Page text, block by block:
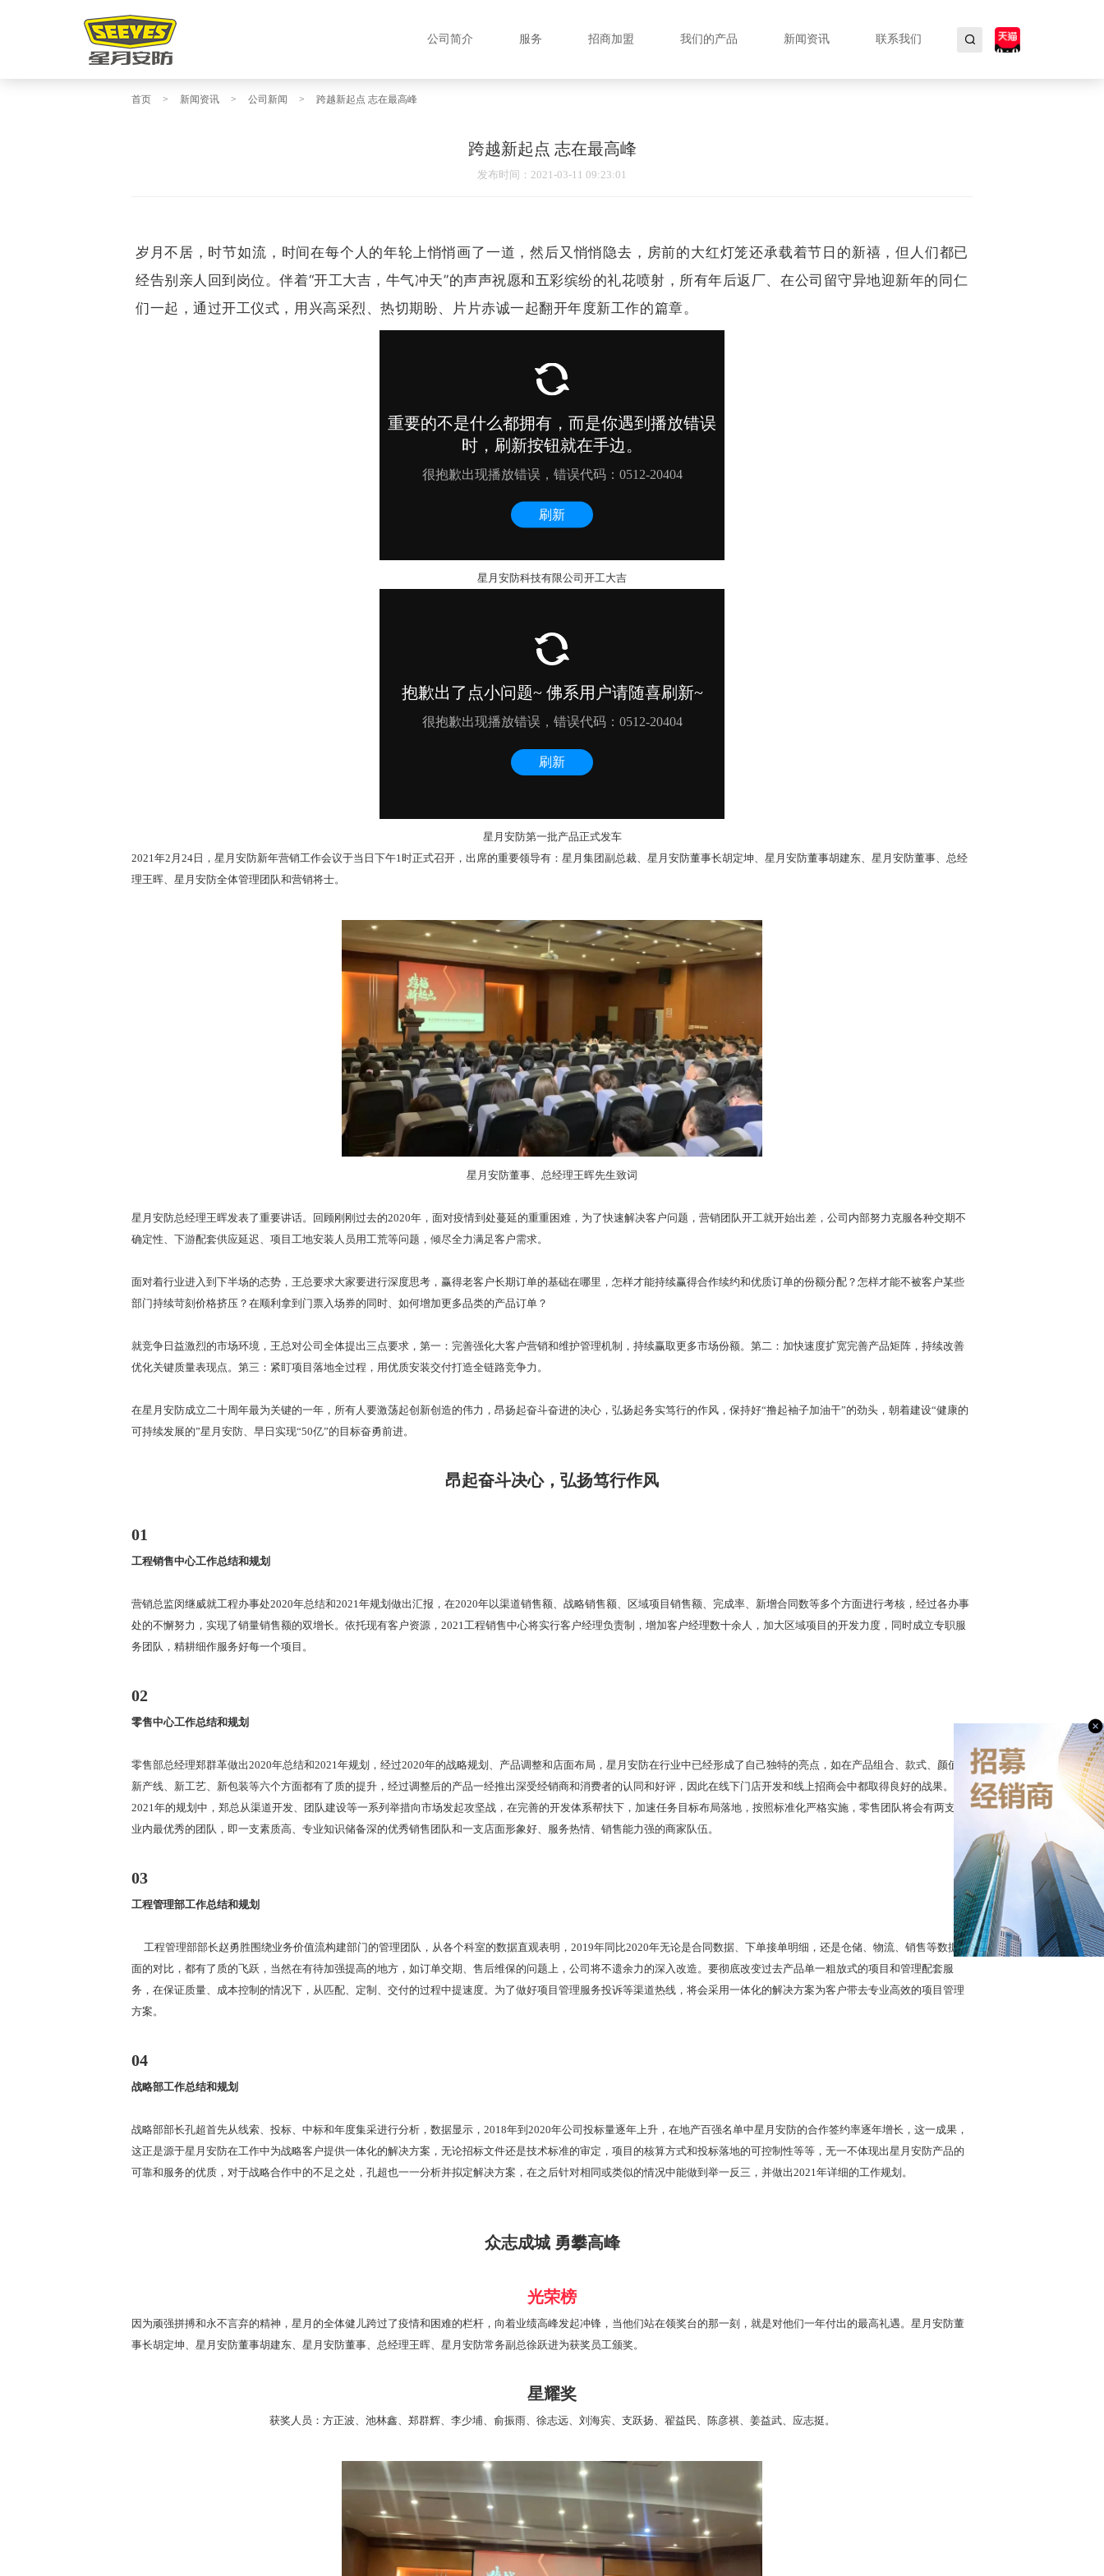
公司简介 服务 招商加盟 我们的产品 新闻资讯 联系我们
首页 > 新闻资讯 > 公司新闻 > 跨越新起点 志在最高峰
跨越新起点 志在最高峰
发布时间 ：2021-03-11 09:23:01
岁月不居，时节如流，时间在每个人的年轮上悄悄画了一道，然后又悄悄隐去，房前的大红灯笼还承载着节日的新禧，但人们都已
经告别亲人回到岗位。伴着“开工大吉，牛气冲天”的声声祝愿和五彩缤纷的礼花喷射， 所有年后返厂、在公司留守异地迎新年的同仁
们一起，通过开工仪式，用兴高采烈、热切期盼、片片赤诚一起翻开年度新工作的篇章。
星月安防科技有限公司开工大吉
星月安防第一批产品正式发车
2021年2月24日，星月安防新年营销工作会议于当日下午1时正式召开，出席的重要领导有：星月集团副总裁、星月安防董事长胡定坤、星月安防董事胡建东、星月安防董事、总经
理王晖、星月安防全体管理团队和营销将士。
星月安防董事、总经理王晖先生致词
星月安防总经理王晖发表了重要讲话。回顾刚刚过去的2020年，面对疫情到处蔓延的重重困难，为了快速解决客户问题，营销团队开工就开始出差，公司内部努力克服各种交期不
确定性、下游配套供应延迟、项目工地安装人员用工荒等问题，倾尽全力满足客户需求。
面对着行业进入到下半场的态势，王总要求大家要进行深度思考，赢得老客户长期订单的基础在哪里，怎样才能持续赢得合作续约和优质订单的份额分配？怎样才能不被客户某些
部门持续苛刻价格挤压？在顺利拿到门票入场券的同时、如何增加更多品类的产品订单？
就竞争日益激烈的市场环境，王总对公司全体提出三点要求，第一：完善强化大客户营销和维护管理机制，持续赢取更多市场份额。第二：加快速度扩宽完善产品矩阵，持续改善
优化关键质量表现点。第三：紧盯项目落地全过程，用优质安装交付打造全链路竞争力。
在星月安防成立二十周年最为关键的一年，所有人要激荡起创新创造的伟力，昂扬起奋斗奋进的决心，弘扬起务实笃行的作风，保持好“撸起袖子加油干”的劲头，朝着建设“健康的
可持续发展的”星月安防、早日实现“50亿”的目标奋勇前进。
昂起奋斗决心，弘扬笃行作风
01
工程销售中心工作总结和规划
营销总监闵继威就工程办事处2020年总结和2021年规划做出汇报，在2020年以渠道销售额、战略销售额、区域项目销售额、完成率、新增合同数等多个方面进行考核，经过各办事
处的不懈努力，实现了销量销售额的双增长。依托现有客户资源，2021工程销售中心将实行客户经理负责制，增加客户经理数十余人，加大区域项目的开发力度，同时成立专职服
务团队，精耕细作服务好每一个项目。
02
零售中心工作总结和规划
零售部总经理郑群革做出2020年总结和2021年规划，经过2020年的战略规划、产品调整和店面布局，星月安防在行业中已经形成了自己独特的亮点，如在产品组合、款式、颜值、
新产线、新工艺、新包装等六个方面都有了质的提升，经过调整后的产品一经推出深受经销商和消费者的认同和好评，因此在线下门店开发和线上招商会中都取得良好的战果。在
2021年的规划中，郑总从渠道开发、团队建设等一系列举措向市场发起攻坚战，在完善的开发体系帮扶下，加速任务目标布局落地，按照标准化严格实施，零售团队将会有两支行
业内最优秀的团队，即一支素质高、专业知识储备深的优秀销售团队和一支店面形象好、服务热情、销售能力强的商家队伍。
03
工程管理部工作总结和规划
工程管理部部长赵勇胜围绕业务价值流构建部门的管理团队，从各个科室的数据直观表明，2019年同比2020年无论是合同数据、下单接单明细，还是仓储、物流、销售等数据方
面的对比，都有了质的飞跃，当然在有待加强提高的地方，如订单交期、售后维保的问题上，公司将不遗余力的深入改造。要彻底改变过去产品单一粗放式的项目和管理配套服
务，在保证质量、成本控制的情况下，从匹配、定制、交付的过程中提速度。为了做好项目管理服务投诉等渠道热线，将会采用一体化的解决方案为客户带去专业高效的项目管理
方案。
04
战略部工作总结和规划
战略部部长孔超首先从线索、投标、中标和年度集采进行分析，数据显示，2018年到2020年公司投标量逐年上升，在地产百强名单中星月安防的合作签约率逐年增长，这一成果，
这正是源于星月安防在工作中为战略客户提供一体化的解决方案，无论招标文件还是技术标准的审定，项目的核算方式和投标落地的可控制性等等，无一不体现出星月安防产品的
可靠和服务的优质，对于战略合作中的不足之处，孔超也一一分析并拟定解决方案，在之后针对相同或类似的情况中能做到举一反三，并做出2021年详细的工作规划。
众志成城 勇攀高峰
光荣榜
因为顽强拼搏和永不言弃的精神，星月的全体健儿跨过了疫情和困难的栏杆，向着业绩高峰发起冲锋，当他们站在领奖台的那一刻，就是对他们一年付出的最高礼遇。星月安防董
事长胡定坤、星月安防董事胡建东、星月安防董事、总经理王晖、星月安防常务副总徐跃进为获奖员工颁奖。
星耀奖
获奖人员：方正波、池林鑫、郑群辉、李少埔、俞振雨、徐志远、刘海宾、支跃扬、翟益民、陈彦祺、姜益武、应志挺。